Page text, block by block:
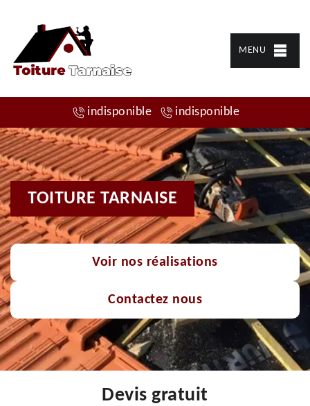
MENU
indisponible indisponible
TOITURE TARNAISE
Voir nos réalisations
Contactez nous
Devis gratuit